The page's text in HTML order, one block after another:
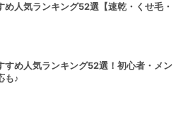
め人気ランキング52選【速乾・くせ毛・
すめ人気ランキング52選！初心者・メン
も♪